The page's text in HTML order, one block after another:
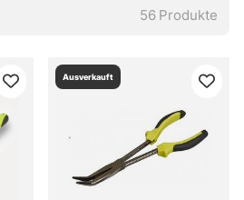
56 Produkte
Ausverkauft